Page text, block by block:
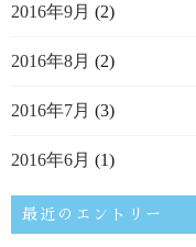
2016年9月 (2)
2016年8月 (2)
2016年7月 (3)
2016年6月 (1)
最近のエントリー